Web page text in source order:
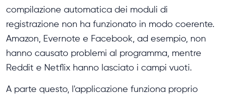
compilazione automatica dei moduli di
registrazione non ha funzionato in modo coerente.
Amazon, Evernote e Facebook, ad esempio, non
hanno causato problemi al programma, mentre
Reddit e Netflix hanno lasciato i campi vuoti.
A parte questo, l'applicazione funziona proprio